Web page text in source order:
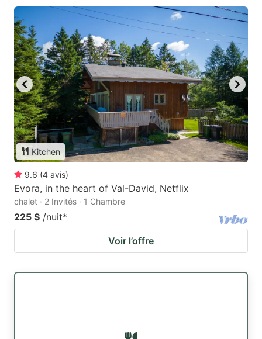
Kitchen
9.6 (4 avis)
Evora, in the heart of Val-David, Netflix
chalet · 2 Invités · 1 Chambre
225 $ /nuit*
Voir l’offre